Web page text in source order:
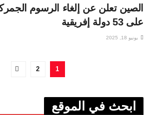
الصين تعلن عن إلغاء الرسوم
على 53 دولة إفريقية
يونيو 18, 2025
1
2
ابحث في الموقع